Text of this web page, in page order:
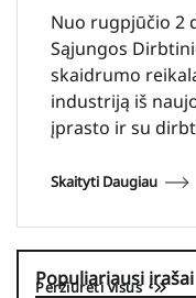
Nuo rugpjūčio 2
Sąjungos
skaidrumo
industriją iš
įprasto ir su
Skaityti Daugiau
Populiariausi įrašai
Peržiūrėti visus